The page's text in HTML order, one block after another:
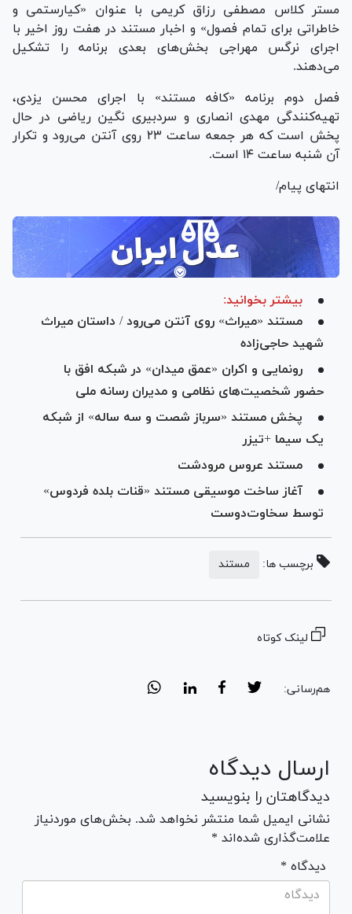
مستر کلاس مصطفی رزاق کریمی با عنوان «کیارستمی و
خاطراتی برای تمام فصول» و اخبار مستند در هفت روز اخیر با
اجرای نرگس مهراجی بخش‌های بعدی برنامه را تشکیل
می‌دهند.
فصل دوم برنامه «کافه مستند» با اجرای محسن یزدی،
تهیه‌کنندگی مهدی انصاری و سردبیری نگین ریاضی در حال
پخش است که هر جمعه ساعت ۲۳ روی آنتن می‌رود و تکرار
آن شنبه ساعت ۱۴ است.
انتهای پیام/
بیشتر بخوانید:
مستند «میراث» روی آنتن می‌رود / داستان میراث
شهید حاجی‌زاده
رونمایی و اکران «عمق میدان» در شبکه افق با
حضور شخصیت‌های نظامی و مدیران رسانه ملی
پخش مستند «سرباز شصت و سه ساله» از شبکه
یک سیما +تیزر
مستند عروس مرودشت
آغاز ساخت موسیقی مستند «قنات بلده فردوس»
توسط سخاوت‌دوست
برچسب ها: مستند
لینک کوتاه
هم‌رسانی:
ارسال دیدگاه
دیدگاهتان را بنویسید
نشانی ایمیل شما منتشر نخواهد شد. بخش‌های موردنیاز
علامت‌گذاری شده‌اند *
* دیدگاه